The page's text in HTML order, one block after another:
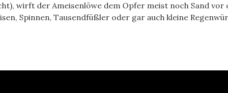
wirft der Ameisenlöwe dem Opfer meist noch Sand vor
Spinnen, Tausendfüßler oder gar auch kleine